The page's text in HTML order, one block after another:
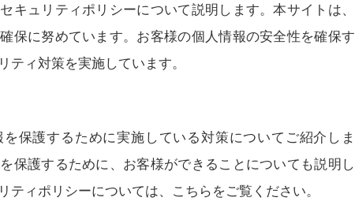
キュリティポリシーについて説明します。本サイトは、
保に努めています。お客様の個人情報の安全性を確保す
ティ対策を実施しています。
保護するために実施している対策についてご紹介しま
保護するために、お客様ができることについても説明し
ティポリシーについては、こちらをご覧ください。